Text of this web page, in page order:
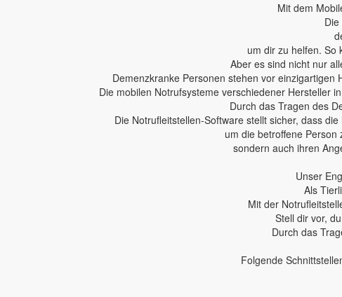
Mit dem
um dir zu helfen. So
Aber es sind nicht nur
Demenzkranke Personen stehen vor
Die mobilen Notrufsysteme verschiedener Hersteller
Durch das Tragen des
Die Notrufleitstellen-Software stellt sicher, dass
um die betroffene
sondern auch ihren
Unser
Als
Mit der
Stell dir vor,
Durch das
Folgende